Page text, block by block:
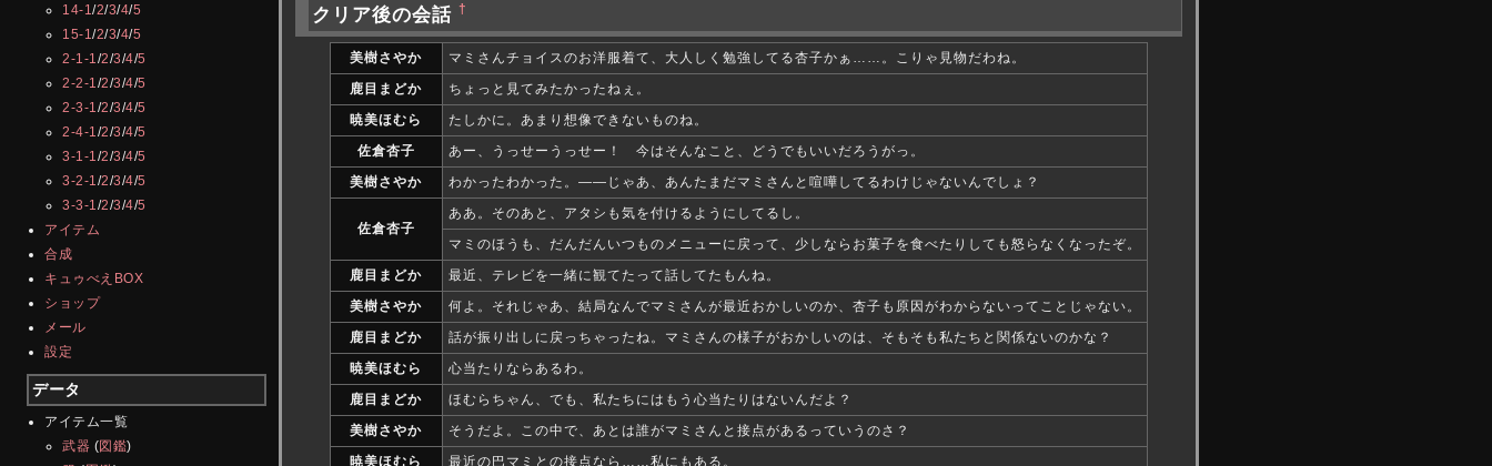
14-1/2/3/4/5
15-1/2/3/4/5
2-1-1/2/3/4/5
2-2-1/2/3/4/5
2-3-1/2/3/4/5
2-4-1/2/3/4/5
3-1-1/2/3/4/5
3-2-1/2/3/4/5
3-3-1/2/3/4/5
アイテム
合成
キュゥべえBOX
ショップ
メール
設定
データ
アイテム一覧
武器 (図鑑)
クリア後の会話 †
美樹さやか
マミさんチョイスのお洋服着て、大人しく勉強してる杏子かぁ……。こりゃ見物だわね。
鹿目まどか
ちょっと見てみたかったねぇ。
暁美ほむら
たしかに。あまり想像できないものね。
佐倉杏子
あー、うっせーうっせー！ 今はそんなこと、どうでもいいだろうがっ。
美樹さやか
わかったわかった。――じゃあ、あんたまだマミさんと喧嘩してるわけじゃないんでしょ？
佐倉杏子
ああ。そのあと、アタシも気を付けるようにしてるし。
マミのほうも、だんだんいつものメニューに戻って、少しならお菓子を食べたりしても怒らなくなったぞ。
鹿目まどか
最近、テレビを一緒に観てたって話してたもんね。
美樹さやか
何よ。それじゃあ、結局なんでマミさんが最近おかしいのか、杏子も原因がわからないってことじゃない。
鹿目まどか
話が振り出しに戻っちゃったね。マミさんの様子がおかしいのは、そもそも私たちと関係ないのかな？
暁美ほむら
心当たりならあるわ。
鹿目まどか
ほむらちゃん、でも、私たちにはもう心当たりはないんだよ？
美樹さやか
そうだよ。この中で、あとは誰がマミさんと接点があるっていうのさ？
暁美ほむら
最近の巴マミとの接点なら……私にもある。